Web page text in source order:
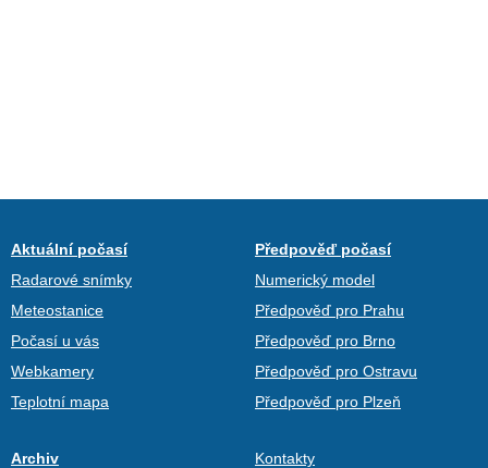
Aktuální počasí
Radarové snímky
Meteostanice
Počasí u vás
Webkamery
Teplotní mapa
Předpověď počasí
Numerický model
Předpověď pro Prahu
Předpověď pro Brno
Předpověď pro Ostravu
Předpověď pro Plzeň
Archiv Kontakty